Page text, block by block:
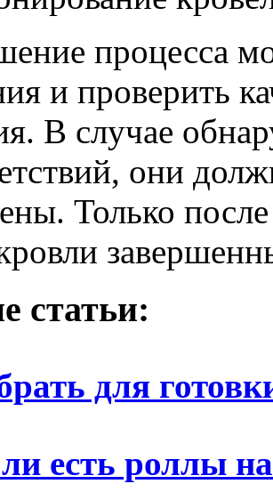
процесса
и проверить
В случае
они
Только
статьи:
для
есть роллы на